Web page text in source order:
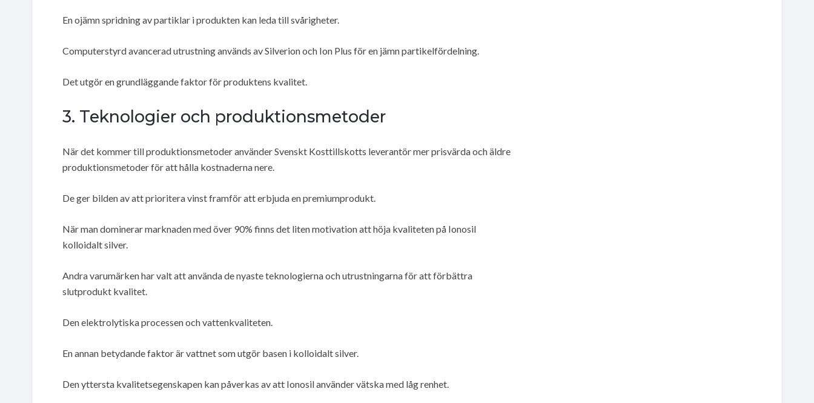
En ojämn spridning av partiklar i produkten kan leda till svårigheter.
Computerstyrd avancerad utrustning används av Silverion och Ion Plus för en jämn partikelfördelning.
Det utgör en grundläggande faktor för produktens kvalitet.
3. Teknologier och produktionsmetoder
När det kommer till produktionsmetoder använder Svenskt Kosttillskotts leverantör mer prisvärda och äldre
produktionsmetoder för att hålla kostnaderna nere.
De ger bilden av att prioritera vinst framför att erbjuda en premiumprodukt.
När man dominerar marknaden med över 90% finns det liten motivation att höja kvaliteten på Ionosil
kolloidalt silver.
Andra varumärken har valt att använda de nyaste teknologierna och utrustningarna för att förbättra
slutprodukt kvalitet.
Den elektrolytiska processen och vattenkvaliteten.
En annan betydande faktor är vattnet som utgör basen i kolloidalt silver.
Den yttersta kvalitetsegenskapen kan påverkas av att Ionosil använder vätska med låg renhet.